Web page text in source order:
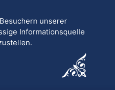
unserer
Informationsquelle